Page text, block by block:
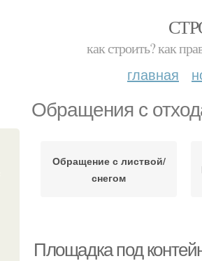
как строить? как
главная
Обращения с
Обращение с листвой/
снегом
Площадка под